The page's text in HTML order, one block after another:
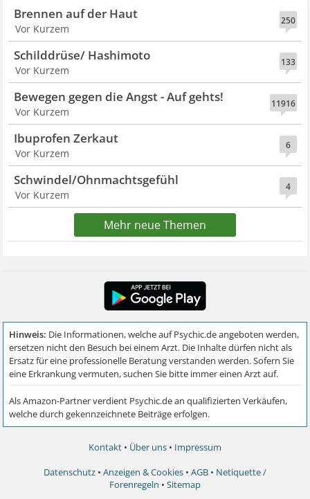
250
Brennen auf der Haut
Vor Kurzem
133
Schilddrüse/ Hashimoto
Vor Kurzem
11916
Bewegen gegen die Angst - Auf gehts!
Vor Kurzem
6
Ibuprofen Zerkaut
Vor Kurzem
4
Schwindel/Ohnmachtsgefühl
Vor Kurzem
Mehr neue Themen
Kontakt • Über uns • Impressum
Datenschutz • Anzeigen & Cookies • AGB • Netiquette /
Forenregeln • Sitemap